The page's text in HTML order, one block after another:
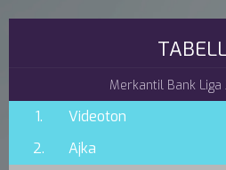
Merkantil Bank
1. Videoton
2.
Ajka